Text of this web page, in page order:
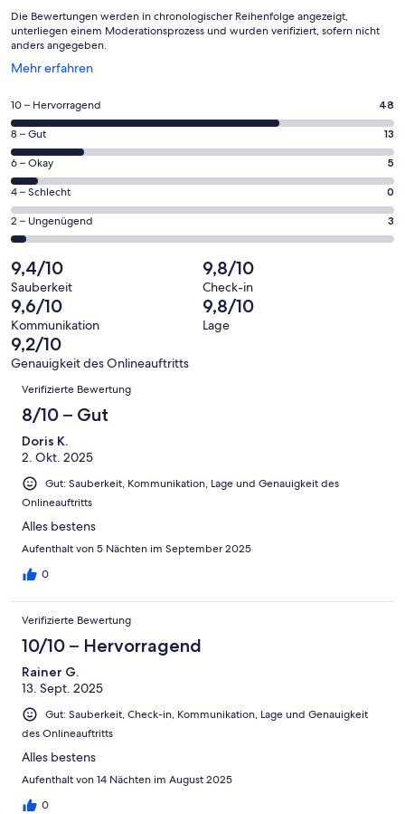
Die Bewertungen werden in chronologischer Reihenfolge angezeigt,
unterliegen einem Moderationsprozess und wurden verifiziert, sofern nicht
anders angegeben.
Mehr erfahren
Wird
einem
neuen
Fenster
geöffnet
48
von
insgesamt
69
Gästebewertungen
haben
eine
Bewertung
von
10
-
Hervorragend
10 – Hervorragend 48
13
von
insgesamt
69
Gästebewertungen
haben
Bewertung
von
8
-
Gut
8 – Gut 13
5
von
insgesamt
69
Gästebewertungen
haben
eine
Bewertung
von
6
-
Okay
6 – Okay 5
0
von
insgesamt
Gästebewertungen
haben
eine
Bewertung
von
4
4 – Schlecht 0
3
von
insgesamt
69
Gästebewertungen
haben
eine
Bewertung
2 – Ungenügend 3
9,4/10
Sauberkeit
9,8/10
Check-in
9,6/10
Kommunikation
9,8/10
Lage
9,2/10
Genauigkeit des Onlineauftritts
Bewertungen
Verifizierte Bewertung
8/10 – Gut
Doris K.
2. Okt. 2025
Gut: Sauberkeit, Kommunikation, Lage und Genauigkeit des
Onlineauftritts
Alles bestens
Aufenthalt von 5 Nächten im September 2025
0
Verifizierte Bewertung
10/10 – Hervorragend
Rainer G.
13. Sept. 2025
Gut: Sauberkeit, Check-in, Kommunikation, Lage und Genauigkeit
des Onlineauftritts
Alles bestens
Aufenthalt von 14 Nächten im August 2025
0